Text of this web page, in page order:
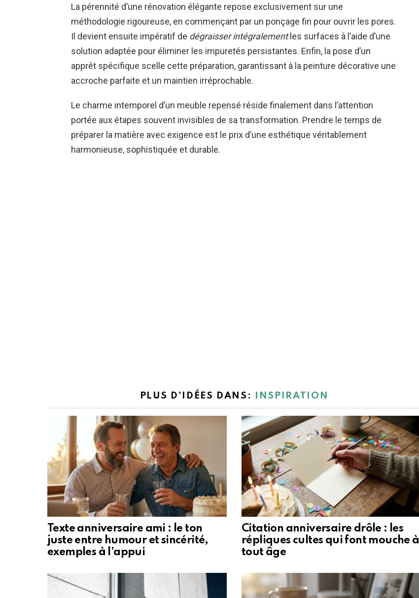
La pérennité d’une rénovation élégante repose exclusivement sur une
méthodologie rigoureuse, en commençant par un ponçage fin pour ouvrir les pores.
Il devient ensuite impératif de dégraisser intégralementles surfaces à l’aide d’une
solution adaptée pour éliminer les impuretés persistantes. Enfin, la pose d’un
apprêt spécifique scelle cette préparation, garantissant à la peinture décorative une
accroche parfaite et un maintien irréprochable.
Le charme intemporel d’un meuble repensé réside finalement dans l’attention
portée aux étapes souvent invisibles de sa transformation. Prendre le temps de
préparer la matière avec exigence est le prix d’une esthétique véritablement
harmonieuse, sophistiquée et durable.
PLUS D'IDÉES DANS: INSPIRATION
Texte anniversaire ami : le ton
juste entre humour et sincérité,
exemples à l’appui
Citation anniversaire drôle : les
répliques cultes qui font mouche à
tout âge